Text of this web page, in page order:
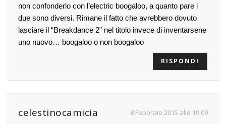
non confonderlo con l’electric boogaloo, a quanto pare i
due sono diversi. Rimane il fatto che avrebbero dovuto
lasciare il “Breakdance 2” nel titolo invece di inventarsene
uno nuovo… boogaloo o non boogaloo
RISPONDI
celestinocamicia 8 Febbraio 2015 alle 19:09